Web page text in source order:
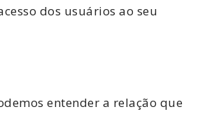
dos usuários ao seu
entender a relação que